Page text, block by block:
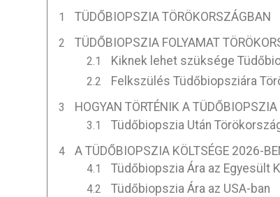
TÜDŐBIOPSZIA TÖRÖKORSZÁGBAN
TÜDŐBIOPSZIA FOLYAMAT
Kiknek lehet szüksége
Felkszülés Tüdőbiopsziára
HOGYAN TÖRTÉNIK A
Tüdőbiopszia Után
A TÜDŐBIOPSZIA KÖLTSÉGE 2026-
Tüdőbiopszia Ára az Egyesült
Tüdőbiopszia Ára az USA-ban